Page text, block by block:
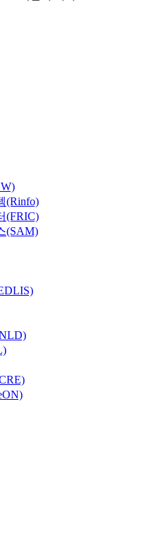
(Rinfo)
(FRIC)
(SAM)